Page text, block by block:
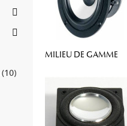
10
MILIEU DE GAMME